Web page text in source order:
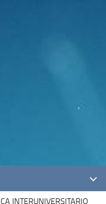
INTERUNIVERSITARIO